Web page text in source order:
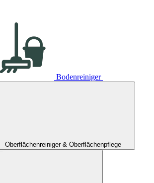
Bodenreiniger
Oberflächenreiniger & Oberflächenpflege